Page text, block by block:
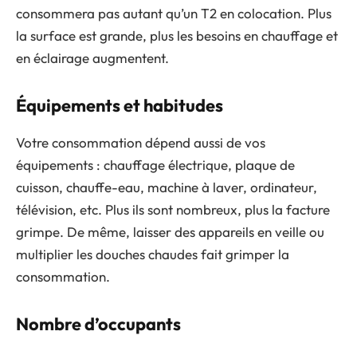
consommera pas autant qu’un T2 en colocation. Plus
la surface est grande, plus les besoins en chauffage et
en éclairage augmentent.
Équipements et habitudes
Votre consommation dépend aussi de vos
équipements : chauffage électrique, plaque de
cuisson, chauffe-eau, machine à laver, ordinateur,
télévision, etc. Plus ils sont nombreux, plus la facture
grimpe. De même, laisser des appareils en veille ou
multiplier les douches chaudes fait grimper la
consommation.
Nombre d’occupants